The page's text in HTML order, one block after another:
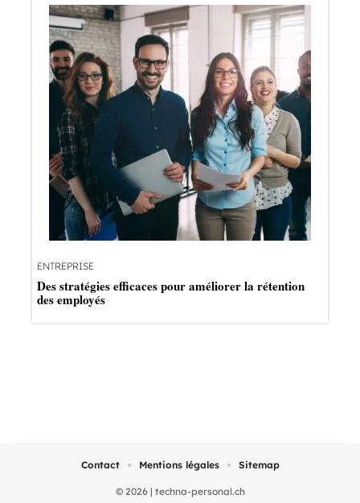
ENTREPRISE
Des stratégies efficaces pour améliorer la rétention
des employés
© 2026 | techna-personal.ch
Contact Mentions légales Sitemap